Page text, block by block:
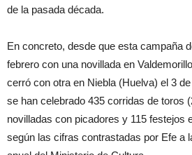
de la pasada década.
En concreto, desde que esta campaña
febrero con una novillada en
cerró con otra en Niebla (Huelva) el 3
se han celebrado 435 corridas de toros
novilladas con picadores y 115 festejos
según las cifras contrastadas por Efe a